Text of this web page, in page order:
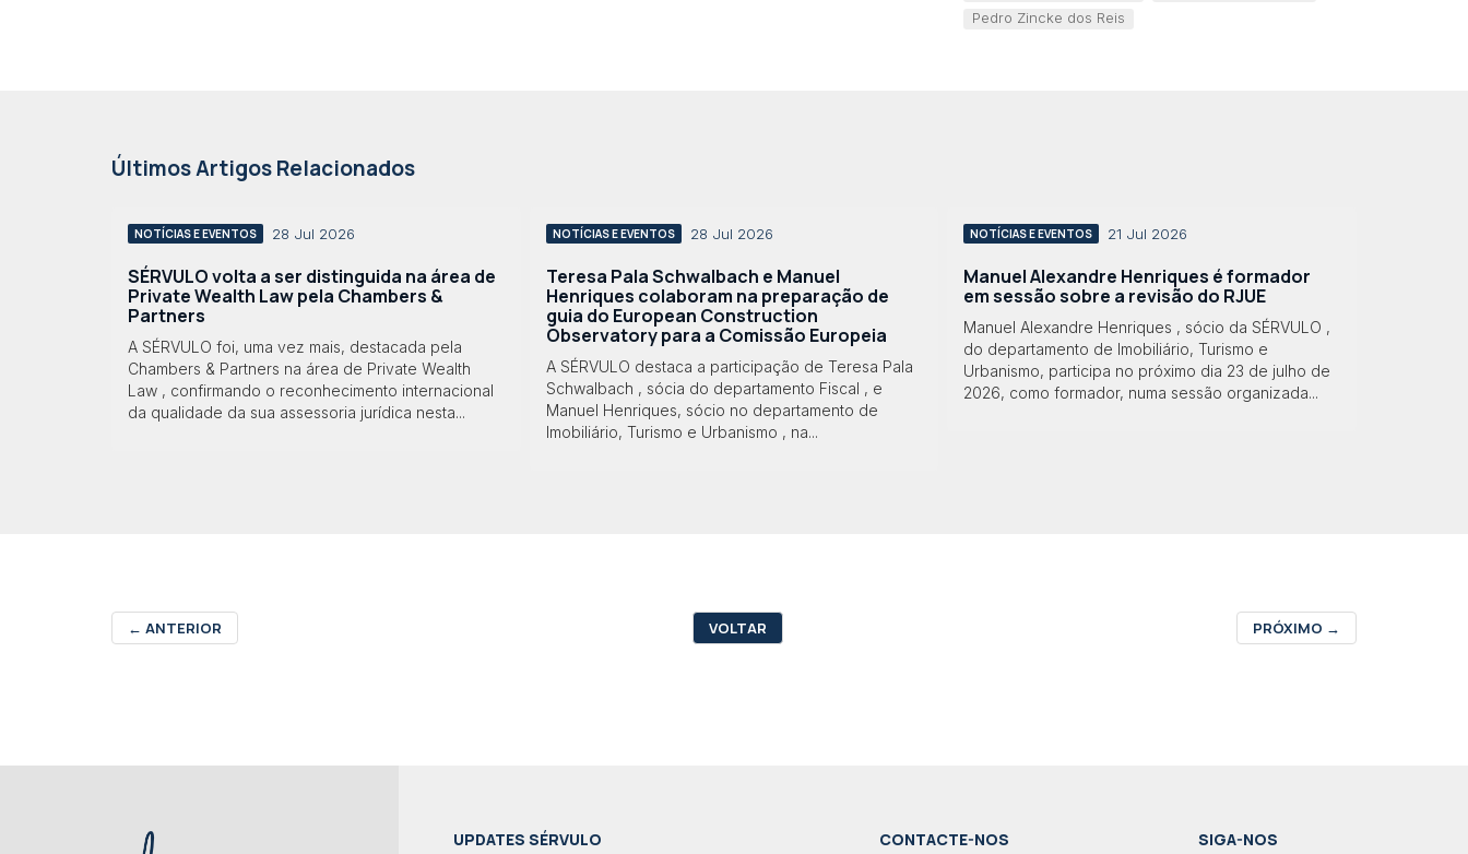
Pedro Zincke dos Reis
Últimos Artigos Relacionados
NOTÍCIAS E EVENTOS 28 Jul 2026
SÉRVULO volta a ser distinguida na área de
Private Wealth Law pela Chambers &
Partners
A SÉRVULO foi, uma vez mais, destacada pela
Chambers & Partners na área de Private Wealth
Law , confirmando o reconhecimento internacional
da qualidade da sua assessoria jurídica nesta...
NOTÍCIAS E EVENTOS 28 Jul 2026
Teresa Pala Schwalbach e Manuel
Henriques colaboram na preparação de
guia do European Construction
Observatory para a Comissão Europeia
A SÉRVULO destaca a participação de Teresa Pala
Schwalbach , sócia do departamento Fiscal , e
Manuel Henriques, sócio no departamento de
Imobiliário, Turismo e Urbanismo , na...
NOTÍCIAS E EVENTOS 21 Jul 2026
Manuel Alexandre Henriques é formador
em sessão sobre a revisão do RJUE
Manuel Alexandre Henriques , sócio da SÉRVULO ,
do departamento de Imobiliário, Turismo e
Urbanismo, participa no próximo dia 23 de julho de
2026, como formador, numa sessão organizada...
← ANTERIOR VOLTAR PRÓXIMO →
UPDATES SÉRVULO CONTACTE-NOS SIGA-NOS